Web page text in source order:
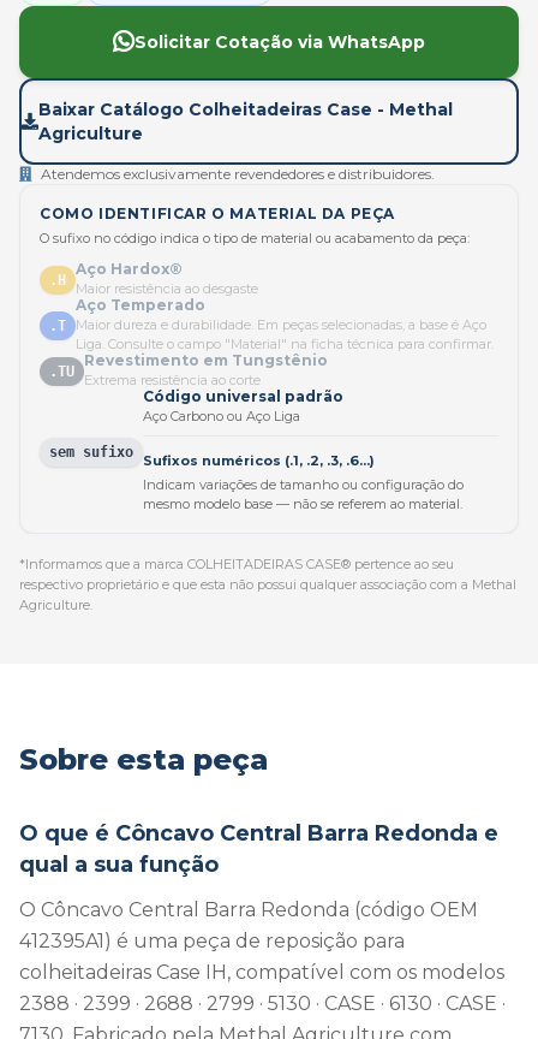
Solicitar Cotação via WhatsApp
Baixar Catálogo Colheitadeiras Case - Methal
Agriculture
Atendemos exclusivamente revendedores e distribuidores.
COMO IDENTIFICAR O MATERIAL DA PEÇA
O sufixo no código indica o tipo de material ou acabamento da peça:
.H
Aço Hardox®
Maior resistência ao desgaste
.T
Aço Temperado
Maior dureza e durabilidade. Em peças selecionadas, a base é Aço
Liga. Consulte o campo "Material" na ficha técnica para confirmar.
.TU
Revestimento em Tungstênio
Extrema resistência ao corte
sem sufixo
Código universal padrão
Aço Carbono ou Aço Liga
Sufixos numéricos (.1, .2, .3, .6...)
Indicam variações de tamanho ou configuração do
mesmo modelo base — não se referem ao material.
*Informamos que a marca COLHEITADEIRAS CASE® pertence ao seu
respectivo proprietário e que esta não possui qualquer associação com a Methal
Agriculture.
Sobre esta peça
O que é Côncavo Central Barra Redonda e
qual a sua função
O Côncavo Central Barra Redonda (código OEM
412395A1) é uma peça de reposição para
colheitadeiras Case IH, compatível com os modelos
2388 · 2399 · 2688 · 2799 · 5130 · CASE · 6130 · CASE ·